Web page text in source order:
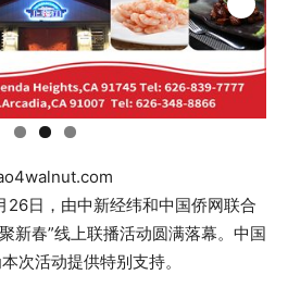
日，由中新经纬和中国侨网联合
新春”线上联播活动圆满落幕。中国
次活动提供特别支持。